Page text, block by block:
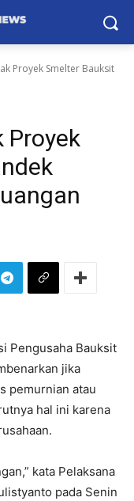
Proyek Smelter Bauksit
Proyek
Pengusaha Bauksit
jika
pemurnian atau
hal ini karena
kata Pelaksana
pada Senin